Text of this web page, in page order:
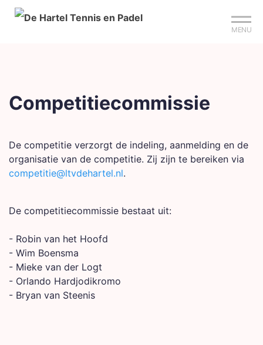
MENU
Competitiecommissie
De competitie verzorgt de indeling, aanmelding en de
organisatie van de competitie. Zij zijn te bereiken via
competitie@ltvdehartel.nl.
De competitiecommissie bestaat uit:
- Robin van het Hoofd
- Wim Boensma
- Mieke van der Logt
- Orlando Hardjodikromo
- Bryan van Steenis